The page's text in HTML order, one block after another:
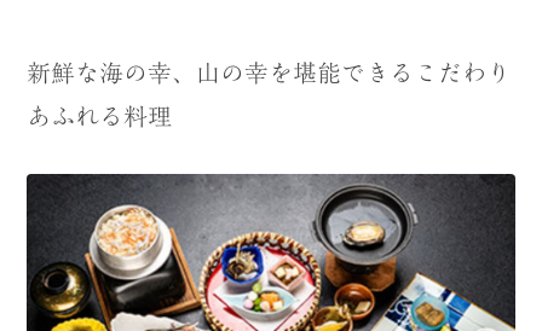
新鮮な海の幸、山の幸を堪能できるこだわり
あふれる料理